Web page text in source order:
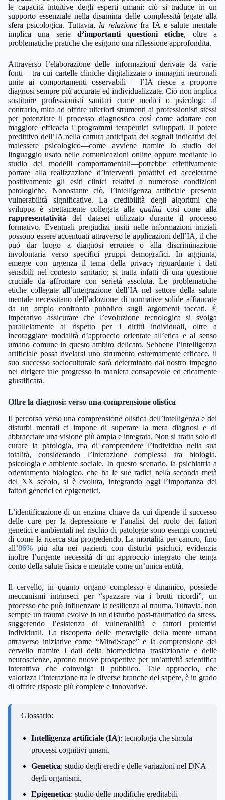
L’emergere dell’Intelligenza Artificiale (IA)ha iniziato a
modificare radicalmente le dinamiche nel settore della salute
mentale; presenta innovazioni mai viste prima riguardo alla
diagnostica e alla valutazione dei disturbi psichici. L’approccio
analitico dell’IA su vastissimi set di dati consente l’identificazione
di
interconnessioni , che potrebbero facilmente eludere
supporto essenziale nella disamina delle complessità legate alla
sfera psicologica. Tuttavia,la relazionefra IA e salute mentale
implica una seried’importanti questioni etiche, oltre a
problematiche pratiche che esigono una riflessione approfondita.
Attraverso l’elaborazione delle informazioni derivate da varie
fonti – tra cui cartelle cliniche digitalizzate o immagini neuronali
unite ai comportamenti osservabili – l’IA riesce a proporre
diagnosi sempre più accurate ed individualizzate. Ciò non implica
sostituire professionisti sanitari come medici o psicologi; al
contrario, mira ad offrire ulteriori strumenti ai professionisti stessi
per potenziare il processo diagnostico così come adattare con
maggiore efficacia i programmi terapeutici sviluppati. Il potere
predittivo dell’IA nella cattura anticipata dei segnali indicativi del
malessere psicologico—come avviene tramite lo studio del
linguaggio usato nelle comunicazioni online oppure mediante lo
studio dei modelli comportamentali—potrebbe effettivamente
portare alla realizzazione d’interventi proattivi ed accelerarne
positivamente gli esiti clinici relativi a numerose condizioni
patologiche. Nonostante ciò, l’intelligenza artificiale presenta
vulnerabilità significative. La credibilità degli algoritmi che
sviluppa è strettamente collegata allaqualitàcosì come alla
rappresentativitàdel dataset utilizzato durante il processo
formativo. Eventuali pregiudizi insiti nelle informazioni iniziali
possono essere accentuati attraverso le applicazioni dell’IA, il che
può dar luogo a diagnosi erronee o alla discriminazione
involontaria verso specifici gruppi demografici. In aggiunta,
emerge con urgenza il tema della privacy riguardante i dati
sensibili nel contesto sanitario; si tratta infatti di una questione
cruciale da affrontare con serietà assoluta. Le problematiche
etiche collegate all’integrazione dell’IA nel settore della salute
mentale necessitano dell’adozione di normative solide affiancate
da un ampio confronto pubblico sugli argomenti toccati. È
imperativo assicurare che l’evoluzione tecnologica si svolga
parallelamente al rispetto per i diritti individuali, oltre a
incoraggiare modalità d’approccio orientate all’etica e al senso
umano comune in questo ambito delicato. Sebbene l’intelligenza
artificiale possa rivelarsi uno strumento estremamente efficace, il
suo successo socioculturale sarà determinato dal nostro impegno
nel dirigere tale progresso in maniera consapevole ed eticamente
giustificata.
Oltre la diagnosi: verso una comprensione olistica
Il percorso verso una comprensione olistica dell’intelligenza e dei
disturbi mentali ci impone di superare la mera diagnosi e di
abbracciare una visione più ampia e integrata. Non si tratta solo di
curare la patologia, ma di comprendere l’individuo nella sua
psicologia e ambiente sociale. In questo scenario, la psichiatria a
orientamento biologico, che ha le sue radici nella seconda metà
del XX secolo, si è evoluta, integrando oggi l’importanza dei
fattori genetici ed epigenetici.
L’identificazione di un enzima chiave da cui dipende il successo
di come la ricerca stia progredendo. La mortalità per cancro, fino
all’86%più alta nei pazienti con disturbi psichici, evidenzia
inoltre l’urgente necessità di un approccio integrato che tenga
conto della salute fisica e mentale come un’unica entità.
Il cervello, in quanto organo complesso e dinamico, possiede
meccanismi intrinseci per “spazzare via i brutti ricordi”, un
processo che può influenzare la resilienza al trauma. Tuttavia, non
sempre un trauma evolve in un disturbo post-traumatico da stress,
suggerendo l’esistenza di vulnerabilità e fattori protettivi
individuali. La riscoperta delle meraviglie della mente umana
attraverso iniziative come “MindScape” e la comprensione del
cervello tramite i dati della biomedicina traslazionale e delle
neuroscienze, aprono nuove prospettive per un’attività scientifica
interattiva che coinvolga il pubblico. Tale approccio, che
di offrire risposte più complete e innovative.
Glossario:
Intelligenza artificiale (IA)
: tecnologia che simula